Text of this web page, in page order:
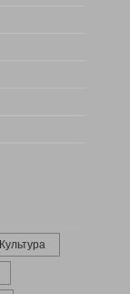
Культура